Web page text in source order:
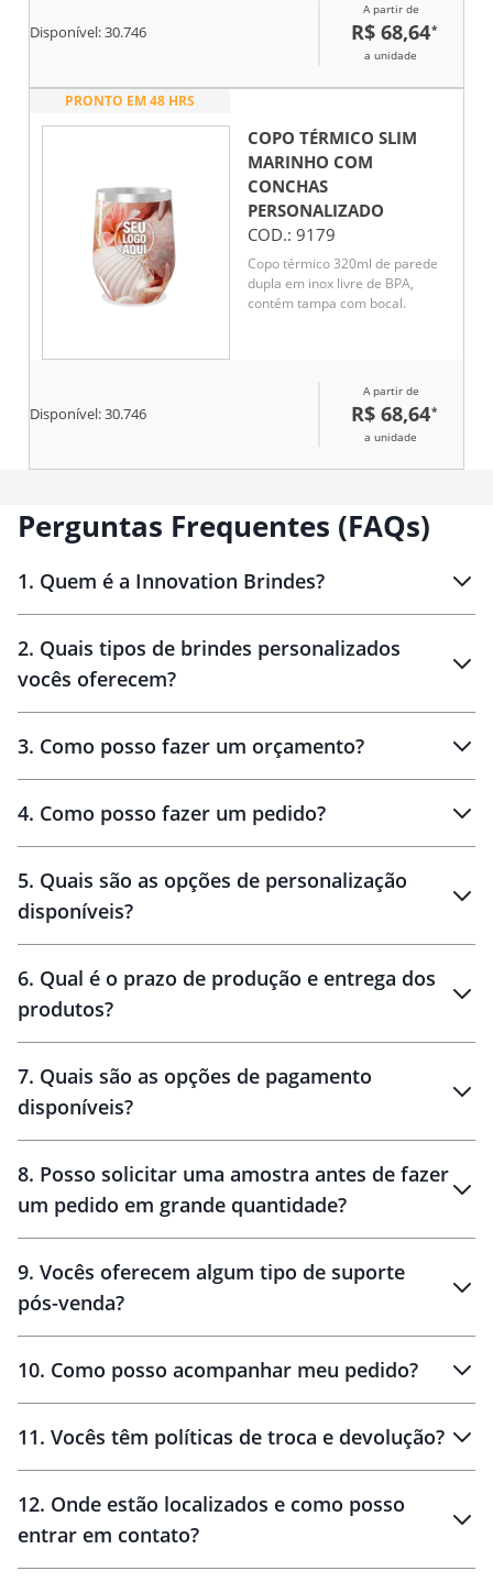
Disponível:30.746
A partir de
R$ 68,64*
a unidade
PRONTO EM 48 HRS
COPO TÉRMICO SLIM
MARINHO COM
CONCHAS
PERSONALIZADO
COD.: 9179
Copo térmico 320ml de parede
dupla em inox livre de BPA,
contém tampa com bocal.
Disponível:30.746
A partir de
R$ 68,64*
a unidade
Perguntas Frequentes (FAQs)
1. Quem é a Innovation Brindes?
Brindes personalizados
2. Quais tipos de brindes personalizados
vocês oferecem?
personalizados
3. Como posso fazer um orçamento?
brinde
personalização
4. Como posso fazer um pedido?
amostra virtual
5. Quais são as opções de personalização
disponíveis?
6. Qual é o prazo de produção e entrega dos
produtos?
10 dias
brinde
48 horas
7. Quais são as opções de pagamento
disponíveis?
8. Posso solicitar uma amostra antes de fazer
um pedido em grande quantidade?
amostras
9. Vocês oferecem algum tipo de suporte
pós-venda?
10. Como posso acompanhar meu pedido?
11. Vocês têm políticas de troca e devolução?
30 dias
12. Onde estão localizados e como posso
entrar em contato?